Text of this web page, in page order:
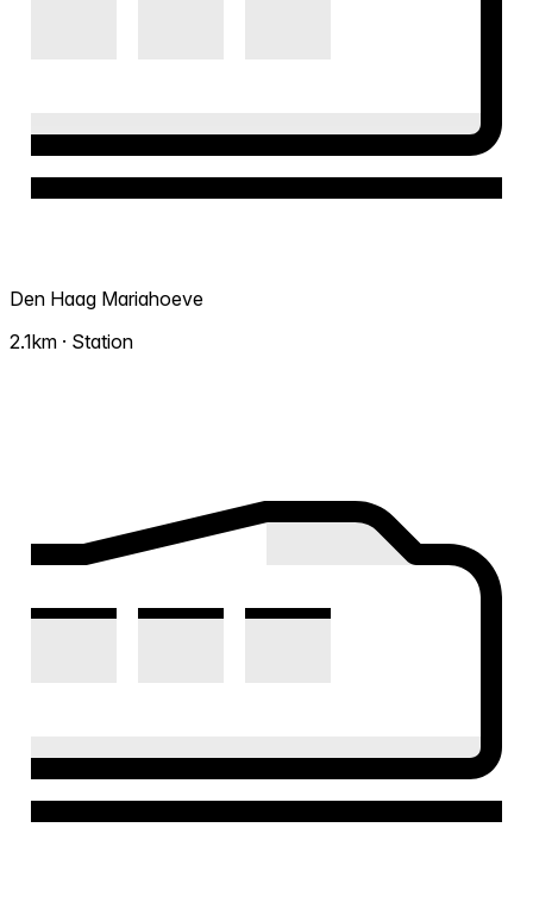
Den Haag Mariahoeve
2.1km · Station